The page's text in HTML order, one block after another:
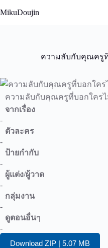
to
MikuDoujin
ความลับกับคุณครู
ความลับกับคุณครูที่บอกใครไ
จากเรื่อง
-
ตัวละคร
-
ป้ายกำกับ
-
ผู้แต่ง/ผู้วาด
-
กลุ่มงาน
-
ดูตอนอื่นๆ
-
Download ZIP | 5.07 MB